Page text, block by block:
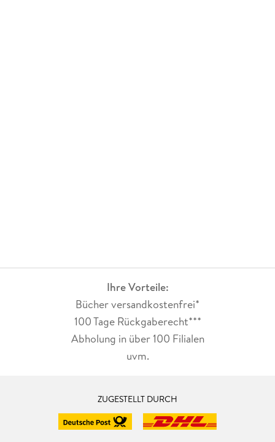
Ihre Vorteile:
Bücher versandkostenfrei*
100 Tage Rückgaberecht***
Abholung in über 100 Filialen
uvm.
ZUGESTELLT DURCH